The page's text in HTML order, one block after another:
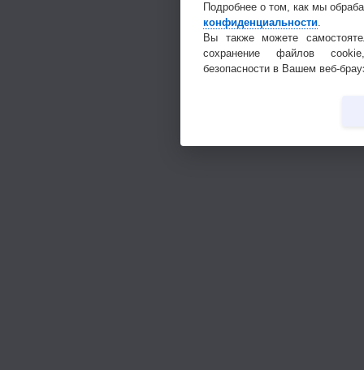
Подробнее о том, как мы
конфиденциальности.
Вы также можете
сохранение файлов
безопасности в Вашем веб-